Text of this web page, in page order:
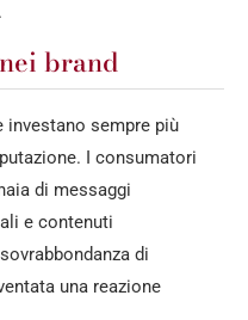
brand
investano sempre più
I consumatori
di messaggi
e contenuti
di
una reazione